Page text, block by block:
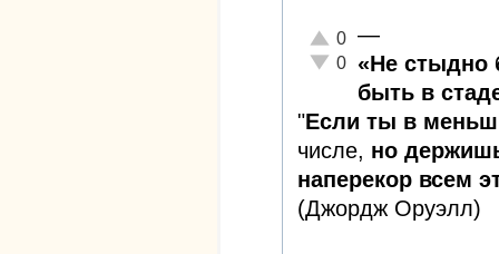
Отлично!
0
Неадекватно!
0
—
«Не стыдно
быть в
"Если ты в
числе, но
наперекор всем
(Джордж Оруэлл)